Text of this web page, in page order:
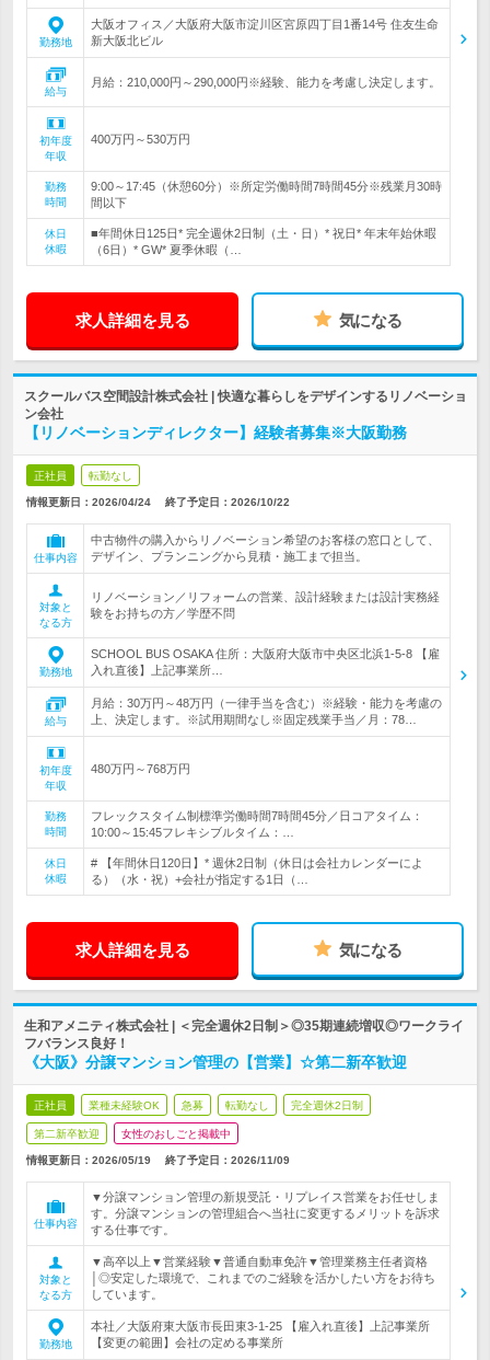
勤務地
大阪オフィス／大阪府大阪市淀川区宮原四丁目1番14号 住友生命
新大阪北ビル
給与
月給：210,000円～290,000円※経験、能力を考慮し決定します。
初年度
年収
400万円～530万円
勤務
時間
9:00～17:45（休憩60分）※所定労働時間7時間45分※残業月30時
間以下
休日
休暇
■年間休日125日* 完全週休2日制（土・日）* 祝日* 年末年始休暇
（6日）* GW* 夏季休暇（…
求人詳細を見る 気になる
スクールバス空間設計株式会社 | 快適な暮らしをデザインするリノベーショ
ン会社
【リノベーションディレクター】経験者募集※大阪勤務
正社員 転勤なし
情報更新日：2026/04/24 終了予定日： 2026/10/22
仕事内容
中古物件の購入からリノベーション希望のお客様の窓口として、
デザイン、プランニングから見積・施工まで担当。
対象と
なる方
リノベーション／リフォームの営業、設計経験または設計実務経
験をお持ちの方／学歴不問
勤務地
SCHOOL BUS OSAKA 住所：大阪府大阪市中央区北浜1-5-8 【雇
入れ直後】上記事業所…
給与
月給：30万円～48万円（一律手当を含む）※経験・能力を考慮の
上、決定します。※試用期間なし※固定残業手当／月：78…
初年度
年収
480万円～768万円
勤務
時間
フレックスタイム制標準労働時間7時間45分／日コアタイム：
10:00～15:45フレキシブルタイム：…
休日
休暇
# 【年間休日120日】* 週休2日制（休日は会社カレンダーによ
る）（水・祝）+会社が指定する1日（…
求人詳細を見る 気になる
生和アメニティ株式会社 | ＜完全週休2日制＞◎35期連続増収◎ワークライ
フバランス良好！
《大阪》分譲マンション管理の【営業】☆第二新卒歓迎
正社員 業種未経験OK 急募 転勤なし 完全週休2日制
第二新卒歓迎 女性のおしごと掲載中
情報更新日：2026/05/19 終了予定日： 2026/11/09
仕事内容
▼分譲マンション管理の新規受託・リプレイス営業をお任せしま
す。分譲マンションの管理組合へ当社に変更するメリットを訴求
する仕事です。
対象と
なる方
▼高卒以上▼営業経験▼普通自動車免許▼管理業務主任者資格
│◎安定した環境で、これまでのご経験を活かしたい方をお待ち
しています。
勤務地
本社／大阪府東大阪市長田東3-1-25 【雇入れ直後】上記事業所
【変更の範囲】会社の定める事業所